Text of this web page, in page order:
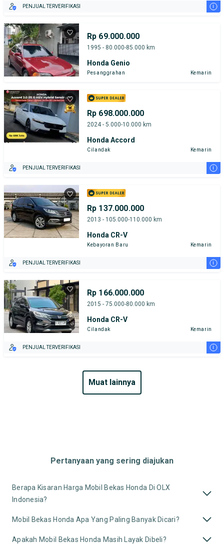
PENJUAL TERVERIFIKASI i
Rp 69.000.000
1995 - 80.000-85.000 km
Honda Genio
Pesanggrahan Kemarin
Rp 698.000.000
2024 - 5.000-10.000 km
Honda Accord
Cilandak Kemarin
PENJUAL TERVERIFIKASI i
Rp 137.000.000
2013 - 105.000-110.000 km
Honda CR-V
Kebayoran Baru Kemarin
PENJUAL TERVERIFIKASI i
Rp 166.000.000
2015 - 75.000-80.000 km
Honda CR-V
Cilandak Kemarin
PENJUAL TERVERIFIKASI i
muat lainnya
Pertanyaan yang sering diajukan
Berapa Kisaran Harga Mobil Bekas Honda Di OLX
Indonesia?
Mobil Bekas Honda Apa Yang Paling Banyak Dicari?
Apakah Mobil Bekas Honda Masih Layak Dibeli?